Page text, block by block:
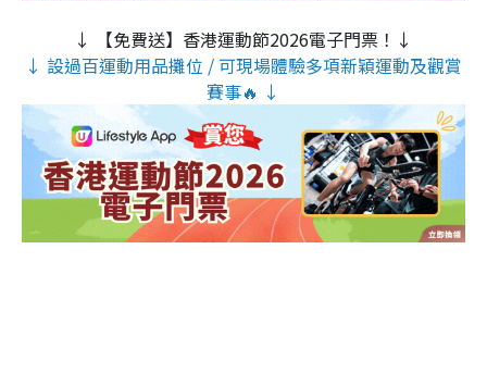
↓ 【免費送】香港運動節2026電子門票！↓
↓ 設過百運動用品攤位 / 可現場體驗多項新穎運動及觀賞
賽事🔥 ↓